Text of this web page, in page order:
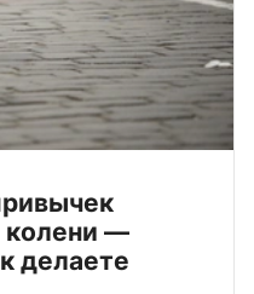
колени —
делаете